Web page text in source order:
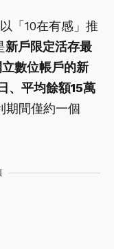
「10在有感」推
新戶限定活存最
數位帳戶的新
、平均餘額15萬
期間僅約一個